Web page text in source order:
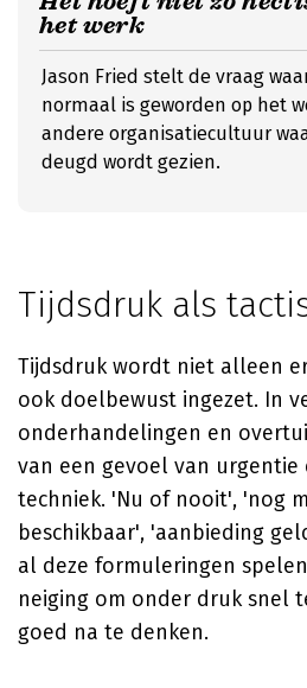
het werk
Jason Fried stelt de vraag
normaal is geworden op het
andere organisatiecultuur
deugd wordt gezien.
Tijdsdruk als
Tijdsdruk wordt niet alleen
ook doelbewust ingezet. In
onderhandelingen en
van een gevoel van urgentie
techniek. 'Nu of nooit', 'nog
beschikbaar', 'aanbieding
al deze formuleringen
neiging om onder druk snel
goed na te denken.